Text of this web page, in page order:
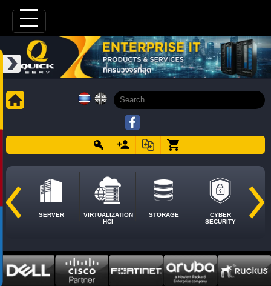
SERVER
VIRTUALIZATION
HCI
STORAGE
CYBER
SECURITY